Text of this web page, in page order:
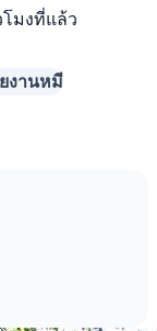
มงที่แล้ว
งานหมี